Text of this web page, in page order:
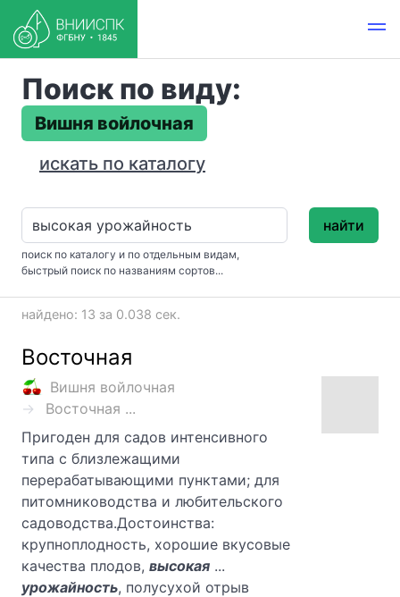
Поиск по виду:
Вишня войлочная
искать по каталогу
поиск по каталогу и по отдельным видам,
быстрый поиск по названиям сортов...
найти
найдено: 13 за 0.038 сек.
Восточная
Вишня войлочная
Восточная ...
Пригоден для садов интенсивного
типа с близлежащими
перерабатывающими пунктами; для
питомниководства и любительского
садоводства.Достоинства:
крупноплодность, хорошие вкусовые
качества плодов, высокая ...
урожайность, полусухой отрыв